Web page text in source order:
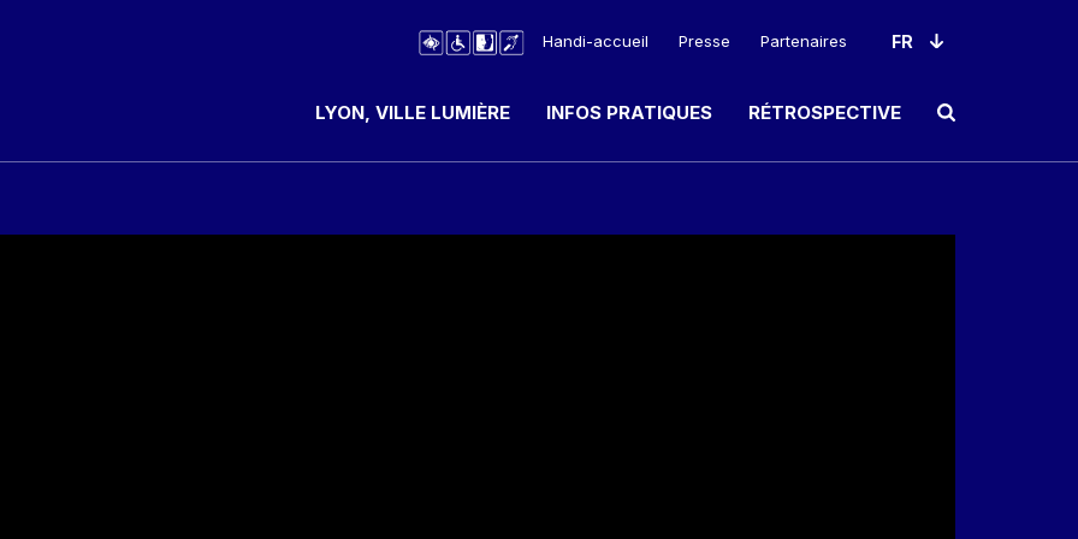
Handi-accueil Presse Partenaires
LYON, VILLE LUMIÈRE INFOS PRATIQUES RÉTROSPECTIVE Ouvrir le champ de